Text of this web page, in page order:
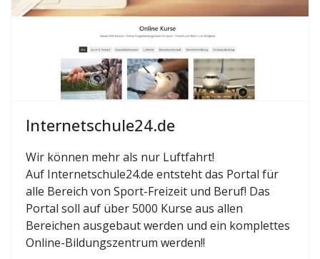
Internetschule24.de
Wir können mehr als nur Luftfahrt!
Auf Internetschule24.de entsteht das Portal für
alle Bereich von Sport-Freizeit und Beruf! Das
Portal soll auf über 5000 Kurse aus allen
Bereichen ausgebaut werden und ein komplettes
Online-Bildungszentrum werden!!